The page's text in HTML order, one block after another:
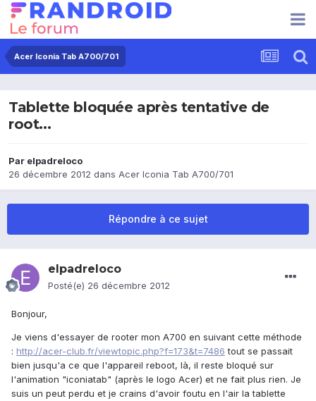
Acer Iconia Tab A700/701
Tablette bloquée après tentative de
root...
Par elpadreloco
26 décembre 2012 dans Acer Iconia Tab A700/701
Répondre à ce sujet
elpadreloco
Posté(e) 26 décembre 2012
Bonjour,
Je viens d'essayer de rooter mon A700 en suivant cette méthode
: http://acer-club.fr/viewtopic.php?f=173&t=7486 tout se passait
bien jusqu'a ce que l'appareil reboot, là, il reste bloqué sur
l'animation "iconiatab" (après le logo Acer) et ne fait plus rien. Je
suis un peut perdu et je crains d'avoir foutu en l'air la tablette